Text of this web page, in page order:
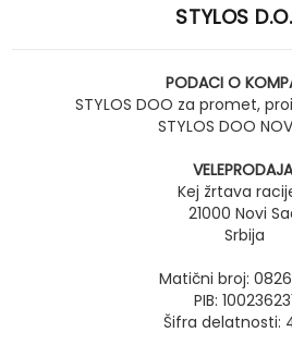
STYLOS
PODACI O
STYLOS DOO za promet,
STYLOS DOO
Kej žrtava
21000 Novi
Srbija
Matični broj:
PIB:
Šifra delatnosti: